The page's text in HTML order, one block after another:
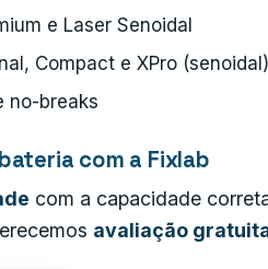
e Laser Senoidal
Compact e XPro (senoidal)
no-breaks
com a Fixlab
com a capacidade
avaliação